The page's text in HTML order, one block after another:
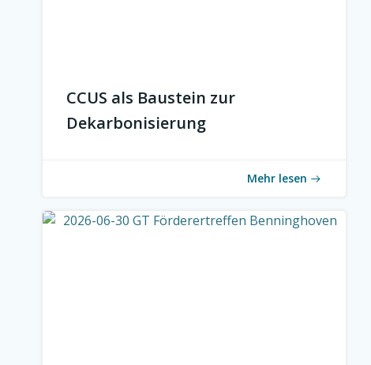
CCUS als Baustein zur
Dekarbonisierung
Mehr lesen